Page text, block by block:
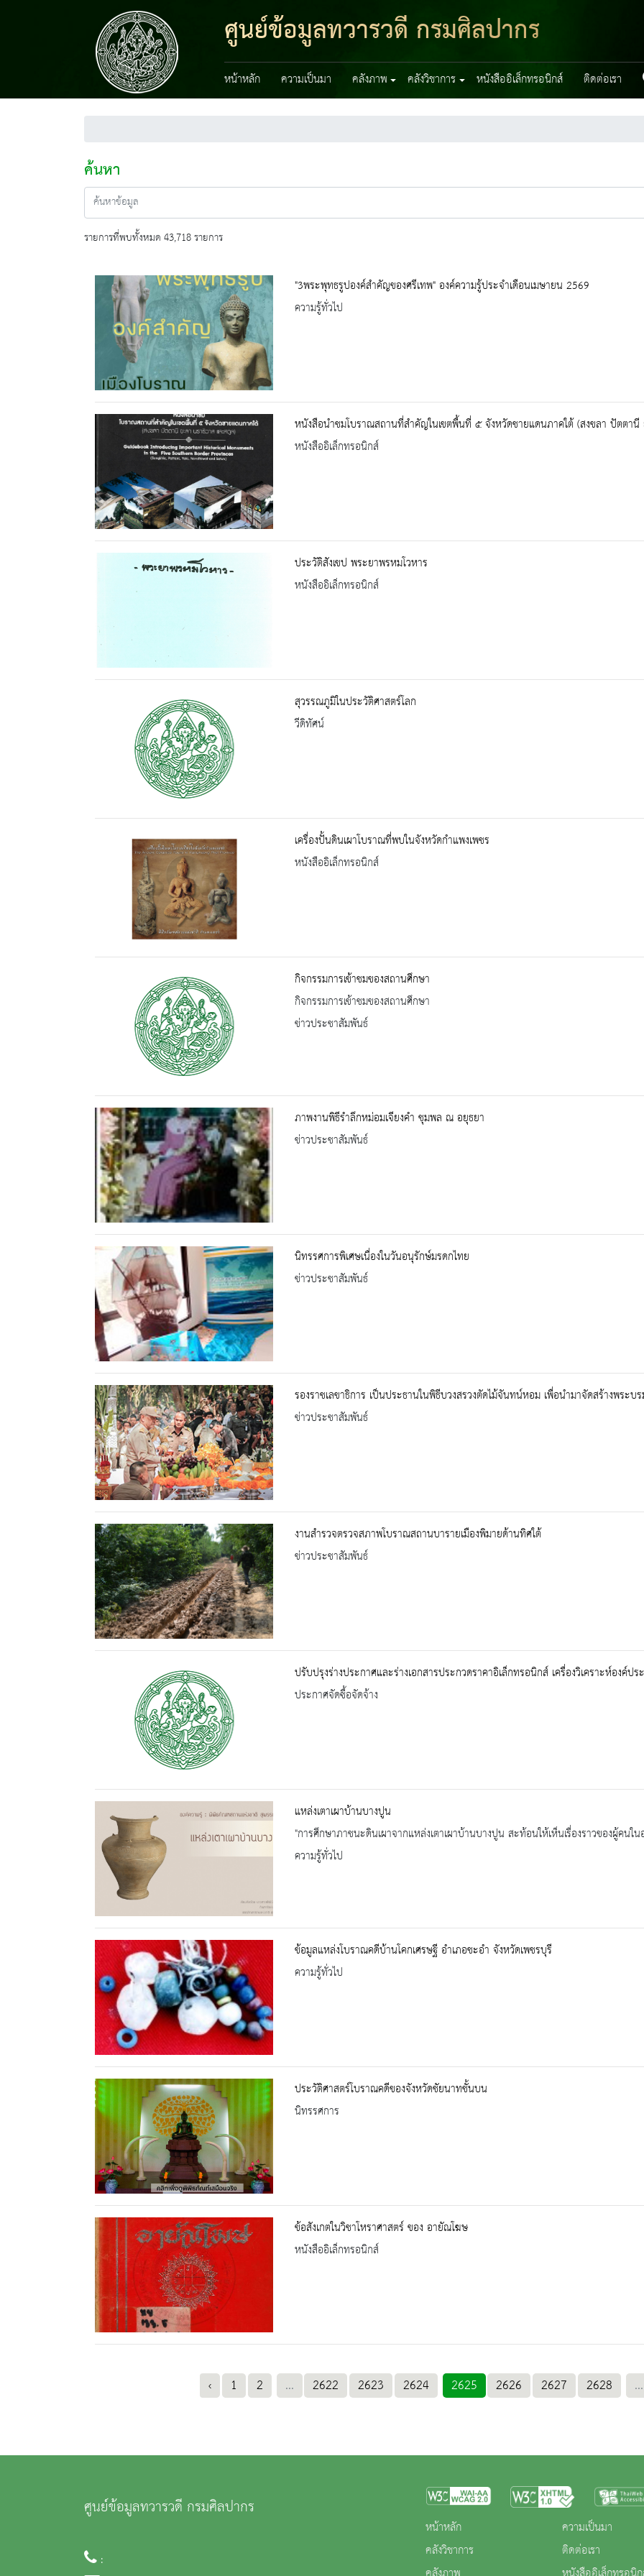
ศูนย์ข้อมูลทวารวดี กรมศิลปากร
หน้าหลัก ความเป็นมา คลังภาพ คลังวิชาการ หนังสืออิเล็กทรอนิกส์ ติดต่อเรา
ค้นหา
รายการที่พบทั้งหมด 43,718 รายการ
"3พระพุทธรูปองค์สำคัญของศรีเทพ" องค์ความรู้ประจำเดือนเมษายน 2569
ความรู้ทั่วไป
หนังสือนำชมโบราณสถานที่สำคัญในเขตพื้นที่ ๕ จังหวัดชายแดนภาคใต้ (สงขลา ปัตตา
หนังสืออิเล็กทรอนิกส์
ประวัติสังเขป พระยาพรหมโวหาร
หนังสืออิเล็กทรอนิกส์
สุวรรณภูมิในประวัติศาสตร์โลก
วีดิทัศน์
เครื่องปั้นดินเผาโบราณที่พบในจังหวัดกำแพงเพชร
หนังสืออิเล็กทรอนิกส์
กิจกรรมการเข้าชมของสถานศึกษา
กิจกรรมการเข้าชมของสถานศึกษา
ข่าวประชาสัมพันธ์
ภาพงานพิธีรำลึกหม่อมเจียงคำ ชุมพล ณ อยุธยา
ข่าวประชาสัมพันธ์
นิทรรศการพิเศษเนื่องในวันอนุรักษ์มรดกไทย
ข่าวประชาสัมพันธ์
รองราชเลขาธิการ เป็นประธานในพิธีบวงสรวงตัดไม้จันทน์หอม เพื่อนำมาจัดสร้างพระบ
ข่าวประชาสัมพันธ์
งานสำรวจตรวจสภาพโบราณสถานบารายเมืองพิมายด้านทิศใต้
ข่าวประชาสัมพันธ์
ปรับปรุงร่างประกาศและร่างเอกสารประกวดราคาอิเล็กทรอนิกส์ เครื่องวิเคราะห์องค์ป
ประกาศจัดซื้อจัดจ้าง
แหล่งเตาเผาบ้านบางปูน
"การศึกษาภาชนะดินเผาจากแหล่งเตาเผาบ้านบางปูน สะท้อนให้เห็นเรื่องราวของผู้คนใ
ความรู้ทั่วไป
ข้อมูลแหล่งโบราณคดีบ้านโคกเศรษฐี อำเภอชะอำ จังหวัดเพชรบุรี
ความรู้ทั่วไป
ประวัติศาสตร์โบราณคดีของจังหวัดชัยนาทชั้นบน
นิทรรศการ
ข้อสังเกตในวิชาโหราศาสตร์ ของ อายัณโฆษ
หนังสืออิเล็กทรอนิกส์
‹ 1 2 ... 2622 2623 2624 2625 2626 2627 2628 ...
ศูนย์ข้อมูลทวารวดี กรมศิลปากร
:
หน้าหลัก
คลังวิชาการ
ความเป็นมา
ติดต่อเรา